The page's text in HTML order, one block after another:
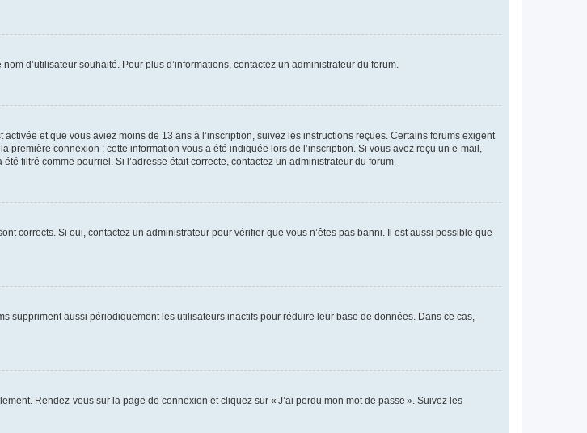
d’utilisateur souhaité. Pour plus d’informations, contactez un administrateur du forum.
et que vous aviez moins de 13 ans à l’inscription, suivez les instructions reçues. Certains forums exigent
connexion : cette information vous a été indiquée lors de l’inscription. Si vous avez reçu un e-mail,
filtré comme pourriel. Si l’adresse était correcte, contactez un administrateur du forum.
corrects. Si oui, contactez un administrateur pour vérifier que vous n’êtes pas banni. Il est aussi possible que
suppriment aussi périodiquement les utilisateurs inactifs pour réduire leur base de données. Dans ce cas,
Rendez-vous sur la page de connexion et cliquez sur « J’ai perdu mon mot de passe ». Suivez les